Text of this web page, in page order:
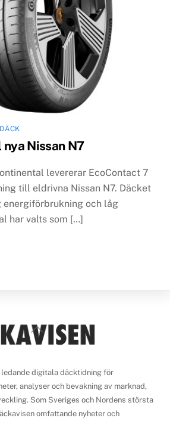
Nissan N7
levererar EcoContact 7
till eldrivna Nissan N7. Däcket
och låg
har valts som […]
Back
To
ledande digitala däcktidning för
analyser och bevakning av marknad,
Som Sveriges och Nordens största
omfattande nyheter och